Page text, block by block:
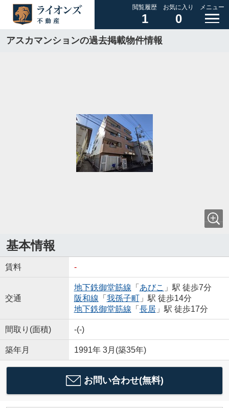
閲覧履歴
1
お気に入り
0
メニュー
アスカマンションの過去掲載物件情報
基本情報
賃料 -
交通
地下鉄御堂筋線 「 あびこ 」駅 徒歩7分
阪和線 「 我孫子町」駅 徒歩14分
地下鉄御堂筋線 「 長居」駅 徒歩17分
間取り(面積) -(-)
築年月 1991年 3月(築35年)
お問い合わせ(無料)